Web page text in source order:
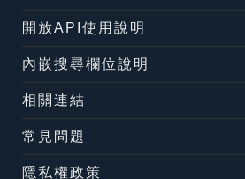
開放API使用說明
內嵌搜尋欄位說明
相關連結
常見問題
隱私權政策